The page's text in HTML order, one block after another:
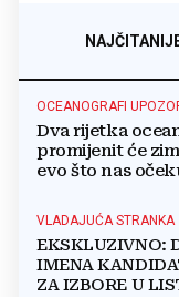
OCEANOGRAFI
Dva rijetka
promijenit će
evo što nas
VLADAJUĆA STRANKA
EKSKLUZIVNO:
IMENA
ZA IZBORE U